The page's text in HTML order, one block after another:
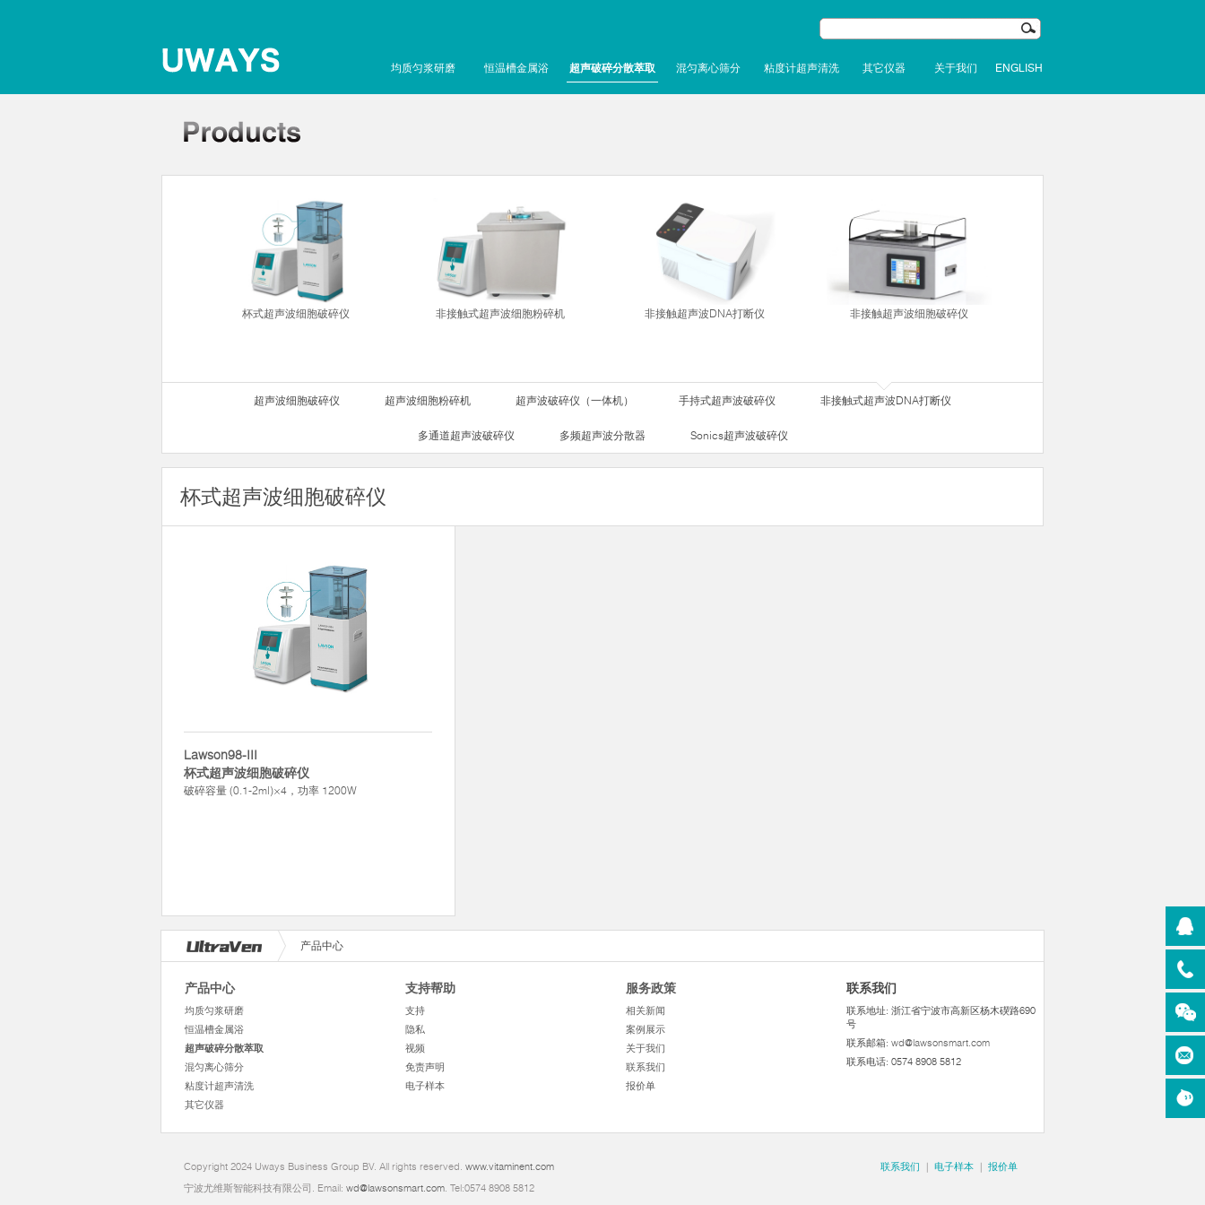
均质匀浆研磨 恒温槽金属浴 超声破碎分散萃取 混匀离心筛分 粘度计超声清洗 其它仪器 关于我们 ENGLISH
杯式超声波细胞破碎仪 非接触式超声波细胞粉碎机 非接触超声波DNA打断仪 非接触超声波细胞破碎仪
超声波细胞破碎仪 超声波细胞粉碎机 超声波破碎仪（一体机） 手持式超声波破碎仪 非接触式超声波DNA打断仪
多通道超声波破碎仪 多频超声波分散器 Sonics超声波破碎仪
杯式超声波细胞破碎仪
Lawson98-III
杯式超声波细胞破碎仪
破碎容量 (0.1-2ml)×4，功率 1200W
产品中心
产品中心
均质匀浆研磨
恒温槽金属浴
超声破碎分散萃取
混匀离心筛分
粘度计超声清洗
其它仪器
支持帮助
支持
隐私
视频
免责声明
电子样本
服务政策
相关新闻
案例展示
关于我们
联系我们
报价单
联系我们
联系地址: 浙江省宁波市高新区杨木碶路690
号
联系邮箱: wd@lawsonsmart.com
联系电话: 0574 8908 5812
Copyright 2024 Uways Business Group BV. All rights reserved. www.vitaminent.com
宁波尤维斯智能科技有限公司. Email: wd@lawsonsmart.com. Tel:0574 8908 5812
联系我们 | 电子样本 | 报价单